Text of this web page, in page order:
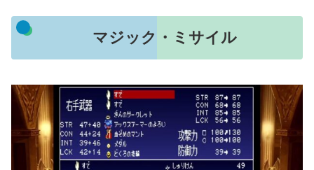
マジック・ミサイル